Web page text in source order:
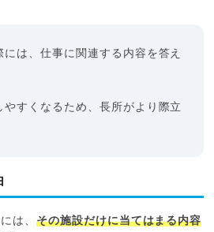
は、仕事に関連する内容を答え
やすくなるため、長所がより際立
は、 その施設だけに当てはまる内容